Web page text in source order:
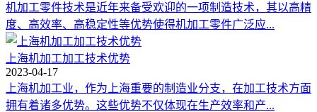
机加工零件技术是近年来备受欢迎的一项制造技术，其以高精
度、高效率、高稳定性等优势使得机加工零件广泛应...
上海机加工加工技术优势
2023-04-17
上海机加工业，作为上海重要的制造业分支，在加工技术方面
拥有着诸多优势。这些优势不仅体现在生产效率和产...